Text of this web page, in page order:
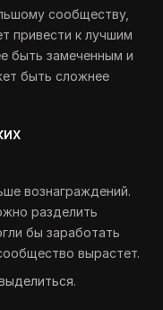
сообществу,
привести к лучшим
быть замеченным и
быть сложнее
вознаграждений.
разделить
бы заработать
вырастет.